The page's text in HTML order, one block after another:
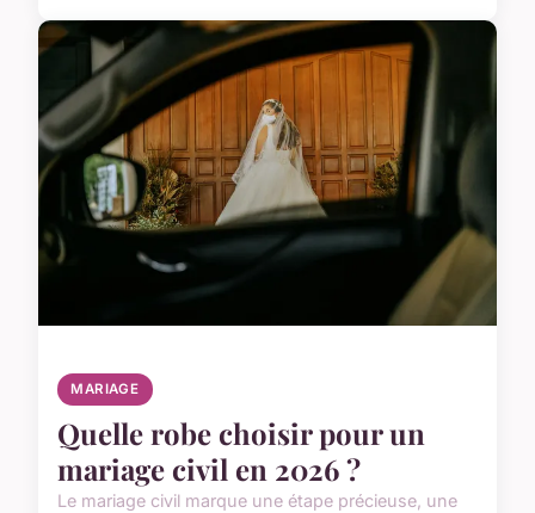
MARIAGE
Quelle robe choisir pour un
mariage civil en 2026 ?
Le mariage civil marque une étape précieuse, une